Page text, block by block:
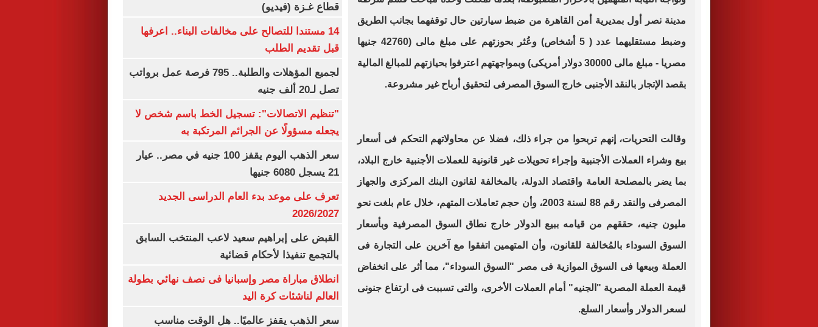
مدينة نصر أول بمديرية أمن القاهرة من ضبط سيارتين حال توقفهما بجانب الطريق
وضبط مستقليهما عدد ( 5 أشخاص) وعُثر بحوزتهم على مبلغ مالى (42760 جنيها
مصريا - مبلغ مالى 30000 دولار أمريكى) وبمواجهتهم اعترفوا بحيازتهم للمبالغ المالية
بقصد الإتجار بالنقد الأجنبى خارج السوق المصرفى لتحقيق أرباح غير مشروعة.
وقالت التحريات، إنهم تربحوا من جراء ذلك، فضلا عن محاولاتهم التحكم فى أسعار
بيع وشراء العملات الأجنبية وإجراء تحويلات غير قانونية للعملات الأجنبية خارج البلاد،
بما يضر بالمصلحة العامة واقتصاد الدولة، بالمخالفة لقانون البنك المركزى والجهاز
المصرفى والنقد رقم 88 لسنة 2003، وأن حجم تعاملات المتهم، خلال عام بلغت نحو
مليون جنيه، حققهم من قيامه ببيع الدولار خارج نطاق السوق المصرفية وبأسعار
السوق السوداء بالمُخالفة للقانون، وأن المتهمين اتفقوا مع آخرين على التجارة فى
العملة وبيعها فى السوق الموازية فى مصر "السوق السوداء"، مما أثر على انخفاض
قيمة العملة المصرية "الجنيه" أمام العملات الأخرى، والتى تسببت فى ارتفاع جنونى
لسعر الدولار وأسعار السلع.
قطاع غـزة (فيديو)
14 مستندا للتصالح على مخالفات البناء.. اعرفها
قبل تقديم الطلب
لجميع المؤهلات والطلبة.. 795 فرصة عمل برواتب
تصل لـ20 ألف جنيه
"تنظيم الاتصالات": تسجيل الخط باسم شخص لا
يجعله مسؤولًا عن الجرائم المرتكبة به
سعر الذهب اليوم يقفز 100 جنيه في مصر.. عيار
21 يسجل 6080 جنيها
تعرف على موعد بدء العام الدراسى الجديد
2026/2027
القبض على إبراهيم سعيد لاعب المنتخب السابق
بالتجمع تنفيذا لأحكام قضائية
انطلاق مباراة مصر وإسبانيا فى نصف نهائي بطولة
العالم لناشئات كرة اليد
سعر الذهب يقفز عالميًا.. هل الوقت مناسب